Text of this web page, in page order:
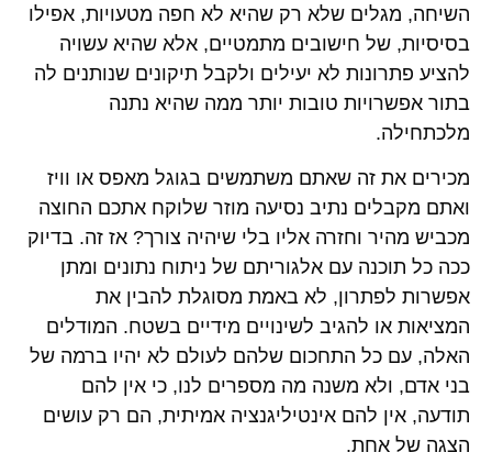
השיחה, מגלים שלא רק שהיא לא חפה מטעויות, אפילו
בסיסיות, של חישובים מתמטיים, אלא שהיא עשויה
להציע פתרונות לא יעילים ולקבל תיקונים שנותנים לה
בתור אפשרויות טובות יותר ממה שהיא נתנה
מלכתחילה.
מכירים את זה שאתם משתמשים בגוגל מאפס או וויז
ואתם מקבלים נתיב נסיעה מוזר שלוקח אתכם החוצה
מכביש מהיר וחזרה אליו בלי שיהיה צורך? אז זה. בדיוק
ככה כל תוכנה עם אלגוריתם של ניתוח נתונים ומתן
אפשרות לפתרון, לא באמת מסוגלת להבין את
המציאות או להגיב לשינויים מידיים בשטח. המודלים
האלה, עם כל התחכום שלהם לעולם לא יהיו ברמה של
בני אדם, ולא משנה מה מספרים לנו, כי אין להם
תודעה, אין להם אינטיליגנציה אמיתית, הם רק עושים
הצגה של אחת.